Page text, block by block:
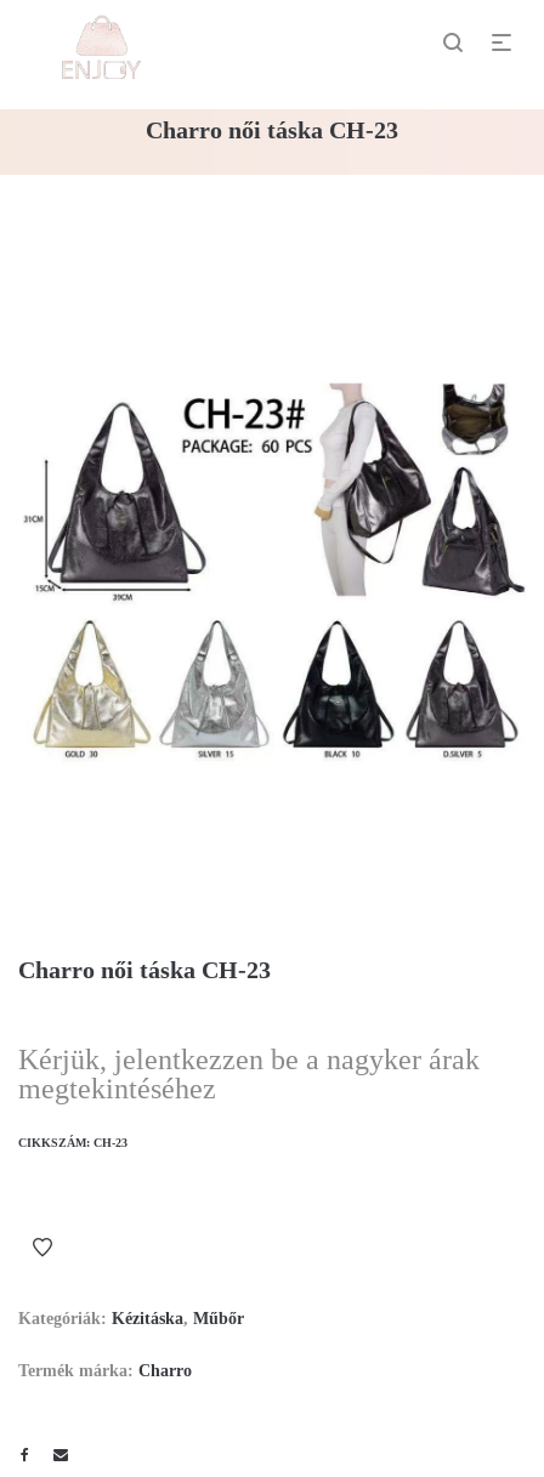
Charro női táska CH-23
Charro női táska CH-23
Kérjük, jelentkezzen be a nagyker árak
megtekintéséhez
CIKKSZÁM: CH-23
Kategóriák: Kézitáska, Műbőr
Termék márka: Charro